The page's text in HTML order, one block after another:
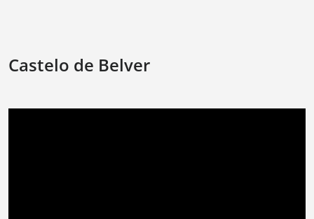
Castelo de Belver